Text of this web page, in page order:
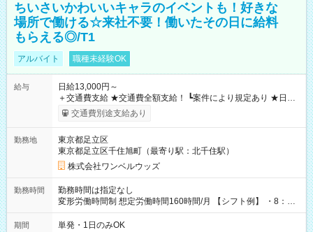
ちいさいかわいいキャラのイベントも！好きな
場所で働ける☆来社不要！働いたその日に給料
もらえる◎/T1
アルバイト 職種未経験OK
給与
日給13,000円～
＋交通費支給 ★交通費全額支給！ ┗案件により規定あり ★日払
いOK！（規定あり） ┗働いたその日に現金GET♪ お仕事後はコ
ンビニATMから 日払い分を引き落とせます！ 【試用期間】試
交通費別途支給あり
勤務地
東京都足立区
東京都足立区千住旭町（最寄り駅：北千住駅）
株式会社ワンベルウッズ
勤務時間
勤務時間は指定なし
変形労働時間制 想定労働時間160時間/月 【シフト例】 ・8：00
～21：00
期間 単発・1日のみOK